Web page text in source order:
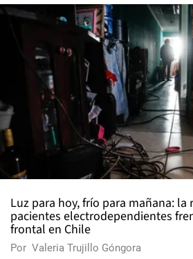
Luz para hoy, frío para mañana: la
pacientes electrodependientes
frontal en Chile
Por Valeria Trujillo Góngora